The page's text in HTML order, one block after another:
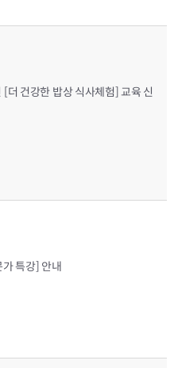
더 건강한 밥상 식사체험] 교육 신
특강] 안내